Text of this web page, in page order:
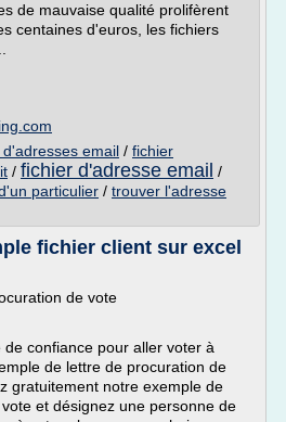
de mauvaise qualité prolifèrent
centaines d'euros, les fichiers
email / fichier
/ fichier d'adresse email /
particulier / trouver l'adresse
fichier client sur excel
de vote
confiance pour aller voter à
de lettre de procuration de
gratuitement notre exemple de
et désignez une personne de